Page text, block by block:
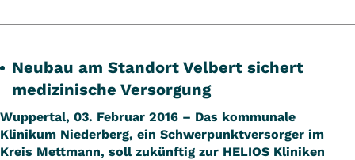
Neubau am Standort Velbert sichert
medizinische Versorgung
Wuppertal, 03. Februar 2016 – Das kommunale
Klinikum Niederberg, ein Schwerpunktversorger im
Kreis Mettmann, soll zukünftig zur HELIOS Kliniken